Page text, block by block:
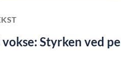
Styrken ved